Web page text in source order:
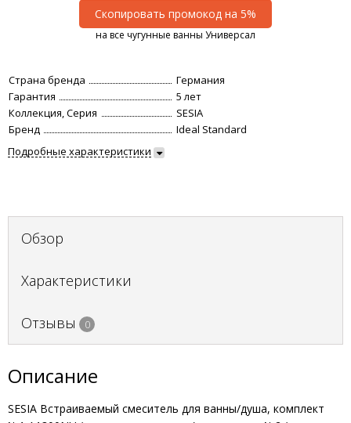
Скопировать промокод на 5%
на все чугунные ванны Универсал
Страна бренда
Германия
Гарантия
5 лет
Коллекция, Серия
SESIA
Бренд
Ideal Standard
Подробные характеристики
Обзор
Характеристики
Отзывы 0
Описание
SESIA Встраиваемый смеситель для ванны/душа, комплект